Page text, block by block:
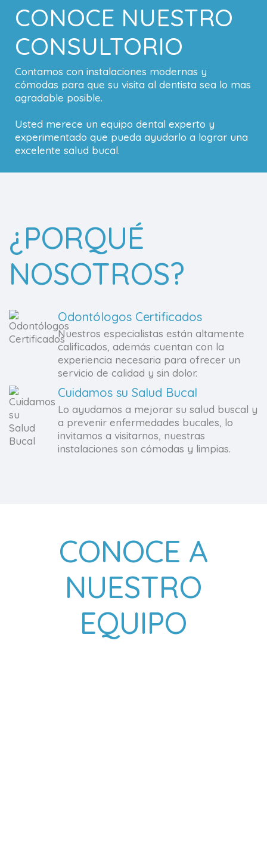
CONOCE NUESTRO
CONSULTORIO
Contamos con instalaciones modernas y
cómodas para que su visita al dentista sea lo mas
agradable posible.
Usted merece un equipo dental experto y
experimentado que pueda ayudarlo a lograr una
excelente salud bucal.
¿PORQUÉ
NOSOTROS?
Odontólogos Certificados
Nuestros especialistas están altamente
calificados, además cuentan con la
experiencia necesaria para ofrecer un
servicio de calidad y sin dolor.
Cuidamos su Salud Bucal
Lo ayudamos a mejorar su salud buscal y
a prevenir enfermedades bucales, lo
invitamos a visitarnos, nuestras
instalaciones son cómodas y limpias.
CONOCE A
NUESTRO
EQUIPO